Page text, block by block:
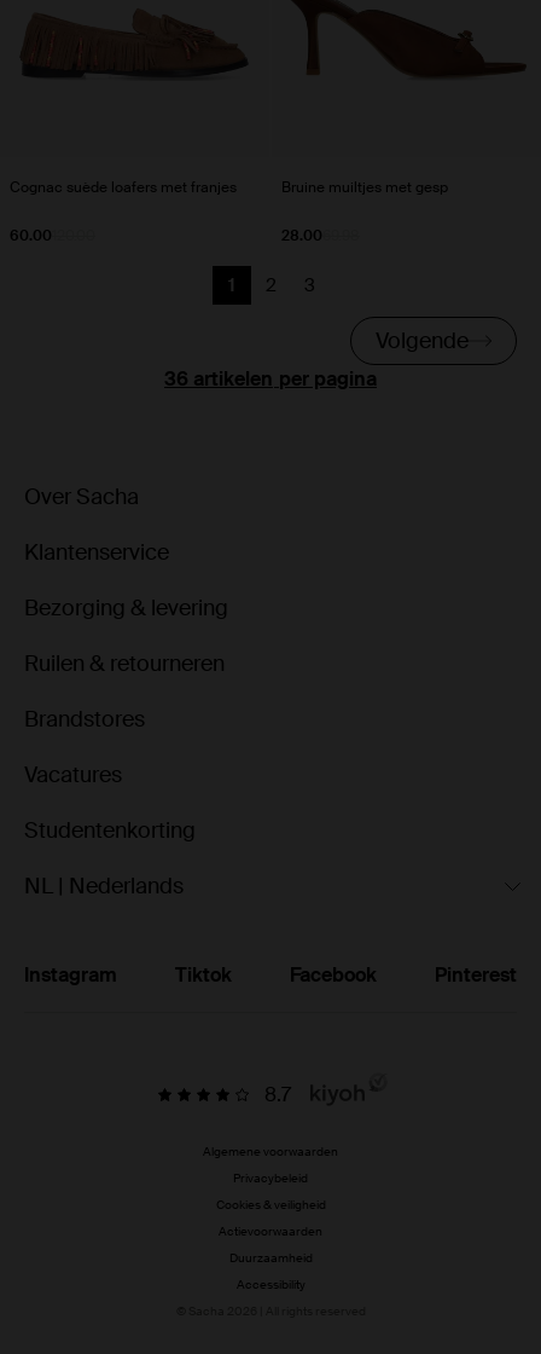
Cognac suède loafers met franjes
60.00
Bruine muiltjes met gesp
28.00
per pagina
Huidige pagina
1
Vorige
2
Vorige
3
Volgende
Over Sacha
Klantenservice
Bezorging & levering
Ruilen & retourneren
Brandstores
Vacatures
Studentenkorting
NL | Nederlands
Instagram Tiktok Facebook Pinterest
8.7
Algemene voorwaarden
Privacybeleid
Cookies & veiligheid
Actievoorwaarden
Duurzaamheid
Accessibility